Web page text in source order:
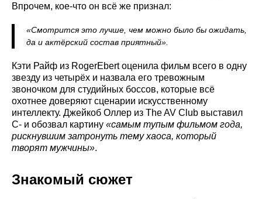
Впрочем, кое-что он всё же признал:
«Смотрится это лучше, чем можно было бы ожидать,
да и актёрский состав приятный».
Кэти Райф из RogerEbert оценила фильм всего в одну
звезду из четырёх и назвала его тревожным
звоночком для студийных боссов, которые всё
охотнее доверяют сценарии искусственному
интеллекту. Джейкоб Оллер из The AV Club выставил
C- и обозвал картину «самым тупым фильмом года,
рискнувшим затронуть тему хаоса, который
творят мужчины».
Знакомый сюжет